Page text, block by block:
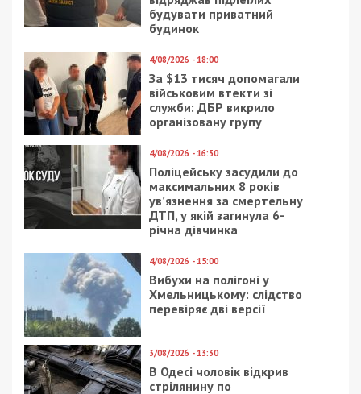
13 травня 2025 року між прокурором
Тернопільської обласної прокуратури та
обвинуваченим було укладено угоду про
визнання винуватості. Обвинувачений повністю
визнав свою вину.
Затвердивши угоду, суд призначив
експравоохоронець покарання у виді
розмірі 44118 неоподатковуваних мінімумів
доходів громадян, що становить 750 006
гривень, а також позбавлення права обіймати
посади в правоохоронних органах на строк 3
роки.
Процесуальні витрати на проведення експертизи
в сумі 3183,60 грн також стягнуто з
обвинуваченого. Застава у розмірі 211 960 грн,
внесена раніше за експоліцеського підлягає
поверненню заставодавцю.
Вирок може бути оскаржений в апеляційному
порядку протягом 30 днів.